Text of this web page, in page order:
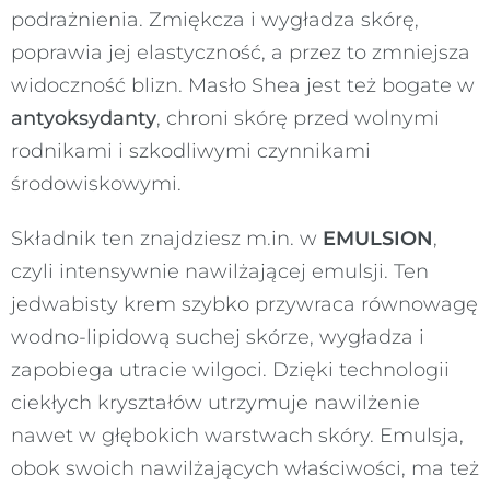
podrażnienia. Zmiękcza i wygładza skórę,
poprawia jej elastyczność, a przez to zmniejsza
widoczność blizn. Masło Shea jest też bogate w
antyoksydanty, chroni skórę przed wolnymi
rodnikami i szkodliwymi czynnikami
środowiskowymi.
Składnik ten znajdziesz m.in. w EMULSION,
czyli intensywnie nawilżającej emulsji. Ten
jedwabisty krem szybko przywraca równowagę
wodno-lipidową suchej skórze, wygładza i
zapobiega utracie wilgoci. Dzięki technologii
ciekłych kryształów utrzymuje nawilżenie
nawet w głębokich warstwach skóry. Emulsja,
obok swoich nawilżających właściwości, ma też